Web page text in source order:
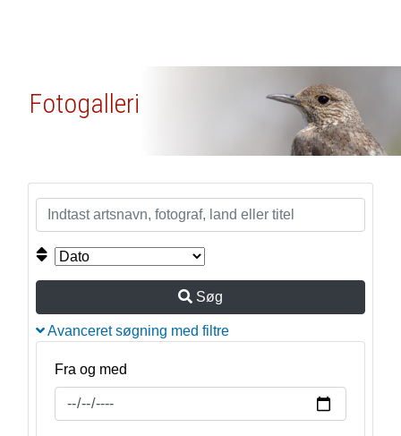
Fotogalleri
Søg
Avanceret søgning med filtre
Fra og med